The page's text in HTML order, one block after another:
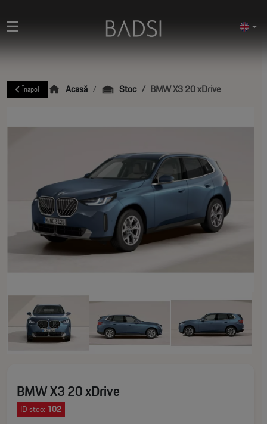
Înapoi Acasă Stoc BMW X3 20 xDrive
BMW X3 20 xDrive
ID stoc: 102